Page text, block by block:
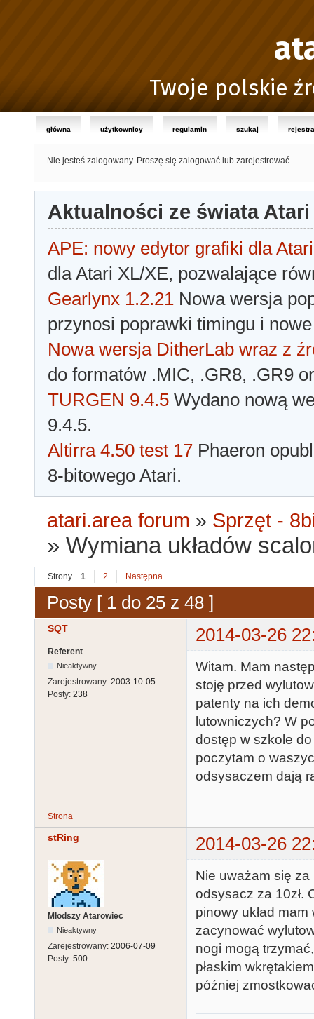
Twoje polskie
główna użytkownicy regulamin szukaj
Nie jesteś zalogowany. Proszę się zalogować lub zarejestrować.
Aktualności ze świata Atari
APE: nowy edytor grafiki dla Atari
dla Atari XL/XE, pozwalające
Gearlynx 1.2.21 Nowa wersja
przynosi poprawki timingu i
Nowa wersja DitherLab wraz z
do formatów .MIC, .GR8, .GR9
TURGEN 9.4.5 Wydano nową
9.4.5.
Altirra 4.50 test 17 Phaeron
8-bitowego Atari.
atari.area forum » Sprzęt -
»Wymiana układów
Strony 1 2 Następna
Posty [ 1 do 25 z 48 ]
SQT 2014-03-26
Referent
Nieaktywny
Zarejestrowany: 2003-10-05
Posty: 238
Witam. Mam
stoję przed
patenty na ich
lutowniczych? W
dostęp w szkole
poczytam o
odsysaczem dają
Strona
stRing 2014-03-26
Młodszy Atarowiec
Nieaktywny
Zarejestrowany: 2006-07-09
Posty: 500
Nie uważam się za
odsysacz za 10zł.
pinowy układ
zacynować
nogi mogą
płaskim
później